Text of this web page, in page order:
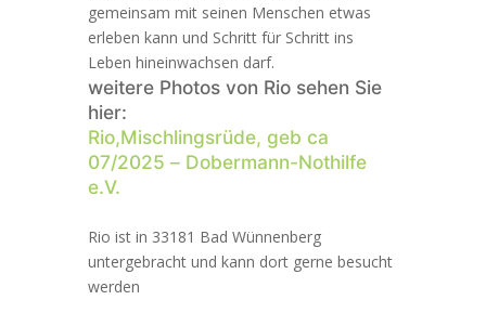
gemeinsam mit seinen Menschen etwas
erleben kann und Schritt für Schritt ins
Leben hineinwachsen darf.
weitere Photos von Rio sehen Sie
hier:
Rio,Mischlingsrüde, geb ca
07/2025 – Dobermann-Nothilfe
e.V.
Rio ist in 33181 Bad Wünnenberg
untergebracht und kann dort gerne besucht
werden